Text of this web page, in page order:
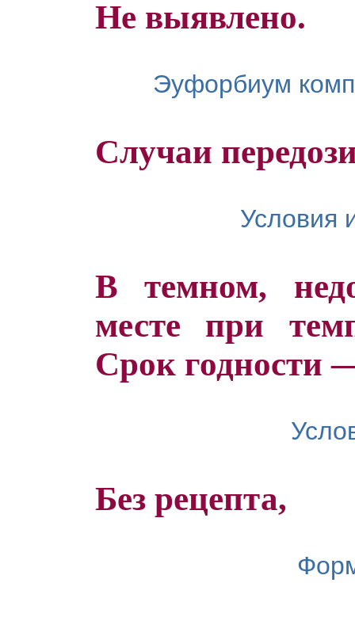
Не выявлено.
Эуфорбиум
Случаи
Условия
В темном,
месте при
Срок годности
Без рецепта,